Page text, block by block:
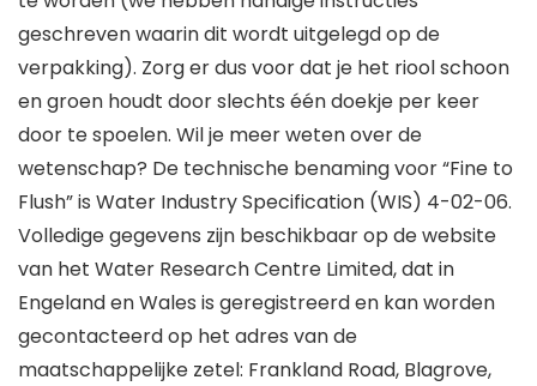
geschreven waarin dit wordt uitgelegd op de
verpakking). Zorg er dus voor dat je het riool schoon
en groen houdt door slechts één doekje per keer
door te spoelen. Wil je meer weten over de
wetenschap? De technische benaming voor “Fine to
Flush” is Water Industry Specification (WIS) 4-02-06.
Volledige gegevens zijn beschikbaar op de website
van het Water Research Centre Limited, dat in
Engeland en Wales is geregistreerd en kan worden
gecontacteerd op het adres van de
maatschappelijke zetel: Frankland Road, Blagrove,